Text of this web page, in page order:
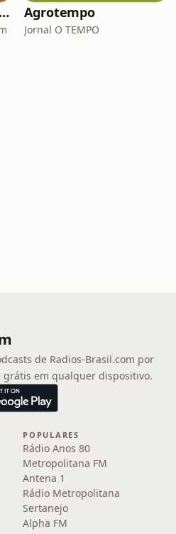
Sala de Enfermagem - Podcast do Coren-SP Agrotempo
Jornal O TEMPO
de Radios-Brasil.com por
em qualquer dispositivo.
POPULARES
Rádio Anos 80
Metropolitana FM
Antena 1
Rádio Metropolitana
Sertanejo
Alpha FM